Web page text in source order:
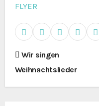
FLYER
B
e
Wir singen
Weihnachtslieder